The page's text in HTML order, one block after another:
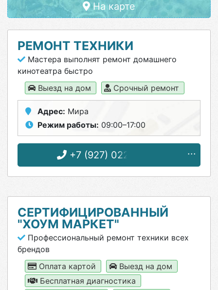
На карте
РЕМОНТ ТЕХНИКИ
Мастера выполнят ремонт домашнего
кинотеатра быстро
Выезд на дом
Срочный ремонт
Адрес: Мира
Режим работы: 09:00–17:00
+7 (927) 022-22-49
СЕРТИФИЦИРОВАННЫЙ
"ХОУМ МАРКЕТ"
Профессиональный ремонт техники всех
брендов
Оплата картой
Выезд на дом
Бесплатная диагностика